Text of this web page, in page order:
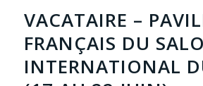
VACATAIRE –
FRANÇAIS DU
INTERNATIONAL